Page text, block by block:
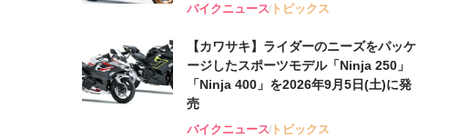
バイクニューストピックス
【カワサキ】ライダーのニーズをパッケ
ージしたスポーツモデル「Ninja 250」
「Ninja 400」を2026年9月5日(土)に発
売
バイクニューストピックス